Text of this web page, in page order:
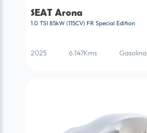
SEAT Arona
1.0 TSI 85kW (115CV) FR Special Edition
2025 6.147Kms Gasolina